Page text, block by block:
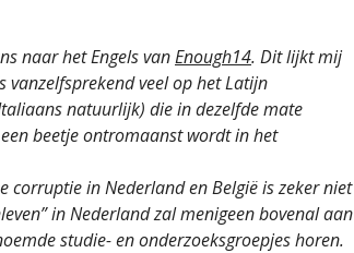
naar het Engels vanEnough14. Dit lijkt mij
veel op het Latijn
natuurlijk) die in dezelfde mate
beetje ontromaanst wordt in het
corruptie in Nederland en België is zeker niet
in Nederland zal menigeen bovenal aan
studie- en onderzoeksgroepjes horen.